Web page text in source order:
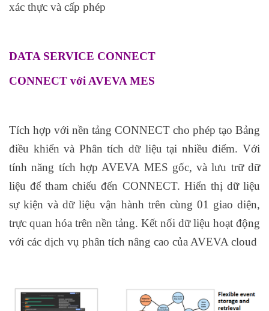
xác thực và cấp phép
DATA SERVICE CONNECT
CONNECT với AVEVA MES
Tích hợp với nền tảng CONNECT cho phép tạo Bảng
điều khiển và Phân tích dữ liệu tại nhiều điểm. Với
tính năng tích hợp AVEVA MES gốc, và lưu trữ dữ
liệu để tham chiếu đến CONNECT. Hiển thị dữ liệu
sự kiện và dữ liệu vận hành trên cùng 01 giao diện,
trực quan hóa trên nền tảng. Kết nối dữ liệu hoạt động
với các dịch vụ phân tích nâng cao của AVEVA cloud